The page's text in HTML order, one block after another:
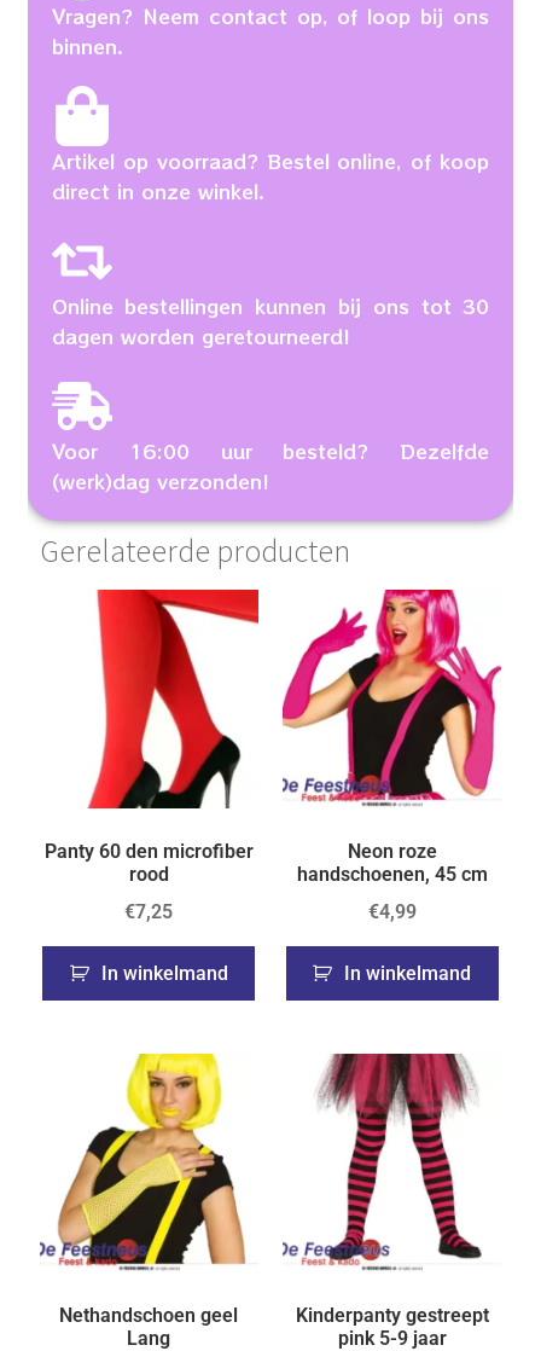
Vragen? Neem contact op, of loop bij ons
binnen.
Artikel op voorraad? Bestel online, of koop
direct in onze winkel.
Online bestellingen kunnen bij ons tot 30
dagen worden geretourneerd!
Voor 16:00 uur besteld? Dezelfde
(werk)dag verzonden!
Gerelateerde producten
Panty 60 den microfiber
rood
€7,25
In winkelmand
Neon roze
handschoenen, 45 cm
€4,99
In winkelmand
Nethandschoen geel
Lang
Kinderpanty gestreept
pink 5-9 jaar